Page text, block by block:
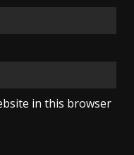
in this browser